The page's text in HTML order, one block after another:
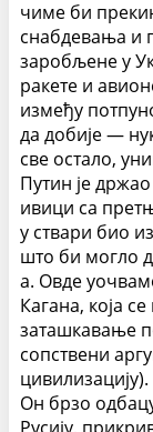
чиме би
снабдевања и
заробљене у
ракете и
између
да добије —
све остало,
Путин је
ивици са
у ствари био
што би могло
а. Овде
Кагана, која
заташкавање
сопствени
цивилизацију).
Он брзо